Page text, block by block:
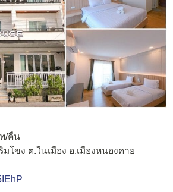
/คืน
โขง ต.ในเมือง อ.เมืองหนองคาย